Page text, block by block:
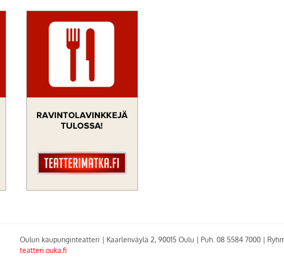
Oulun kaupunginteatteri | Kaarlenväylä 2, 90015 Oulu | Puh. 08 5584 7000 |
teatteri.ouka.fi